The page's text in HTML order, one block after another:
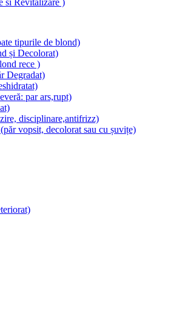
si Revitalizare )
tipurile de blond)
și Decolorat)
rece )
Degradat)
par ars,rupt)
disciplinare,antifrizz)
vopsit, decolorat sau cu șuvițe)